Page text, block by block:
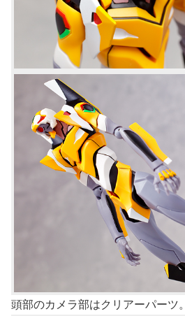
頭部のカメラ部はクリアーパーツ。